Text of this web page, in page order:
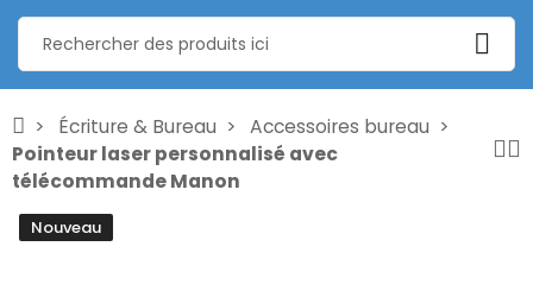
Écriture & Bureau
Accessoires bureau
Pointeur laser personnalisé avec
télécommande Manon
Nouveau